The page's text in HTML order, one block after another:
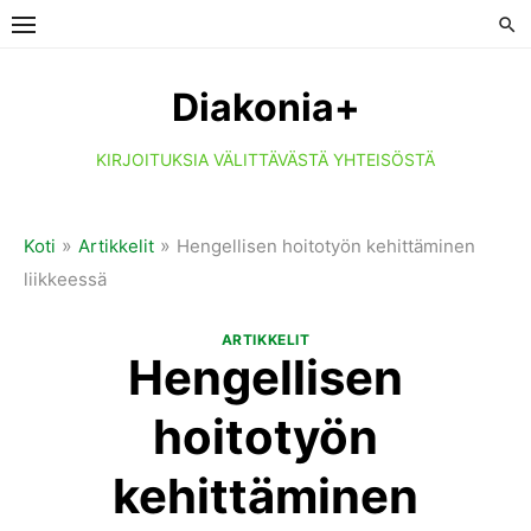
Skip
Diakonia+
KIRJOITUKSIA VÄLITTÄVÄSTÄ YHTEISÖSTÄ
Koti » Artikkelit » Hengellisen hoitotyön kehittäminen
liikkeessä
ARTIKKELIT
Hengellisen
hoitotyön
kehittäminen